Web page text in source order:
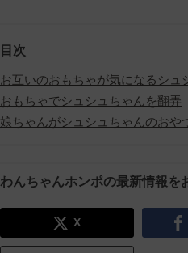
目次
お互いのおもちゃが気になるシュ
おもちゃでシュシュちゃんを翻弄
娘ちゃんがシュシュちゃんのお
わんちゃんホンポの最新情報を
X